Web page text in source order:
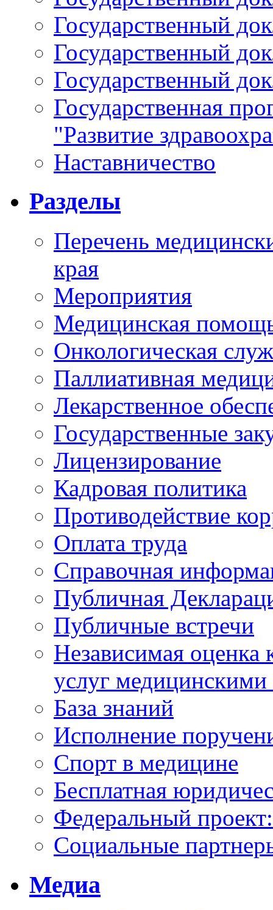
Государственный
Государственный
Государственный
Государственная
"Развитие
Наставничество
Разделы
Перечень
края
Мероприятия
Медицинская
Онкологическая
Паллиативная
Лекарственное
Государственные
Лицензирование
Кадровая политика
Противодействие
Оплата труда
Справочная
Публичная
Публичные встречи
Независимая оценка
услуг
База знаний
Исполнение
Спорт в медицине
Бесплатная
Федеральный
Социальные
Медиа